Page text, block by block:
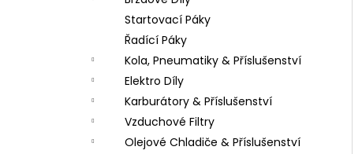
Startovací Páky
Řadící Páky
Kola, Pneumatiky & Příslušenství
Elektro Díly
Karburátory & Příslušenství
Vzduchové Filtry
Olejové Chladiče & Příslušenství
LOŽISKO KOLA 6202 2RS STOMP,
DEMONX ,WPB